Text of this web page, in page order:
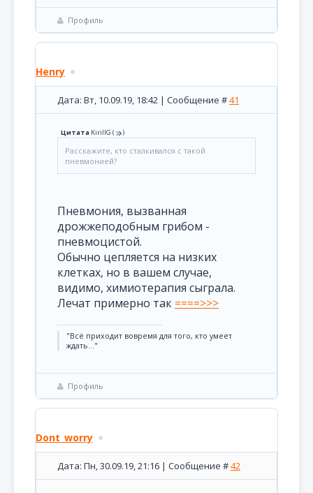
Профиль
Henry
Дата: Вт, 10.09.19, 18:42 | Сообщение #41
Цитата KirillG ( )
Расскажите, кто сталкивался с такой
пневмонией?
Пневмония, вызванная
дрожжеподобным грибом -
пневмоцистой.
Обычно цепляется на низких
клетках, но в вашем случае,
видимо, химиотерапия сыграла.
Лечат примерно так ====>>>
"Всё приходит вовремя для того, кто умеет
ждать..."
Профиль
Dont_worry
Дата: Пн, 30.09.19, 21:16 | Сообщение #42